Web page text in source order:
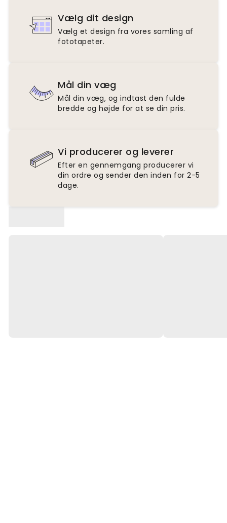
Vælg dit design
Vælg et design fra vores samling af
fototapeter.
Mål din væg
Mål din væg, og indtast den fulde
bredde og højde for at se din pris.
Vi producerer og leverer
Efter en gennemgang producerer vi
din ordre og sender den inden for 2-5
dage.